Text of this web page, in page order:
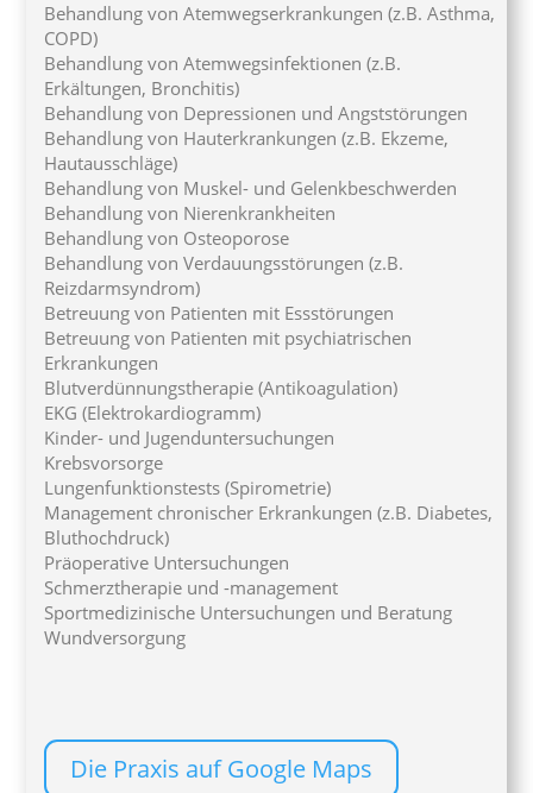
Behandlung von Atemwegserkrankungen (z.B. Asthma,
COPD)
Behandlung von Atemwegsinfektionen (z.B.
Erkältungen, Bronchitis)
Behandlung von Depressionen und Angststörungen
Behandlung von Hauterkrankungen (z.B. Ekzeme,
Hautausschläge)
Behandlung von Muskel- und Gelenkbeschwerden
Behandlung von Nierenkrankheiten
Behandlung von Osteoporose
Behandlung von Verdauungsstörungen (z.B.
Reizdarmsyndrom)
Betreuung von Patienten mit Essstörungen
Betreuung von Patienten mit psychiatrischen
Erkrankungen
Blutverdünnungstherapie (Antikoagulation)
EKG (Elektrokardiogramm)
Kinder- und Jugenduntersuchungen
Krebsvorsorge
Lungenfunktionstests (Spirometrie)
Management chronischer Erkrankungen (z.B. Diabetes,
Bluthochdruck)
Präoperative Untersuchungen
Schmerztherapie und -management
Sportmedizinische Untersuchungen und Beratung
Wundversorgung
Die Praxis auf Google Maps